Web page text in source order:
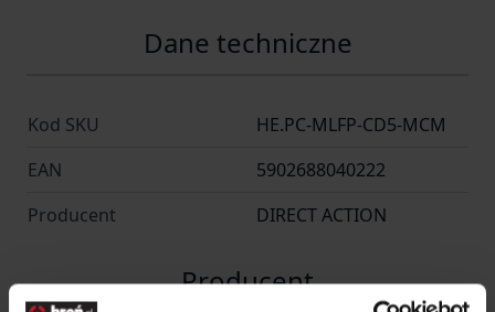
Dane techniczne
Kod SKU
HE.PC-MLFP-CD5-MCM
EAN
5902688040222
Producent
DIRECT ACTION
Producent